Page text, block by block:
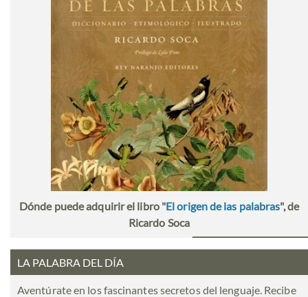
Dónde puede adquirir el libro "El origen de las palabras", de
Ricardo Soca
LA PALABRA DEL DÍA
Aventúrate en los fascinantes secretos del lenguaje. Recibe